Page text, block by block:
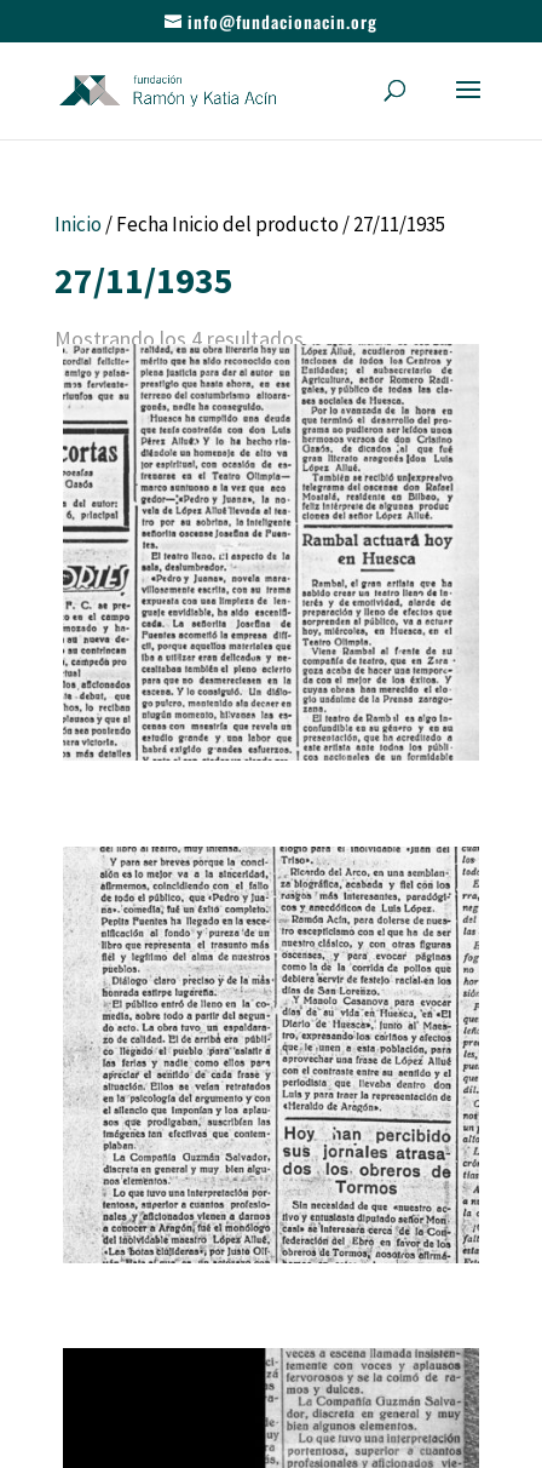
info@fundacionacin.org
Inicio/ Fecha Inicio del producto / 27/11/1935
27/11/1935
Mostrando los 4 resultados